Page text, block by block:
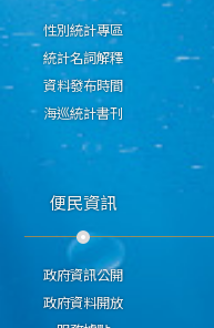
性別統計專區
統計名詞解釋
資料發布時間
海巡統計書刊
便民資訊
政府資訊公開
政府資料開放